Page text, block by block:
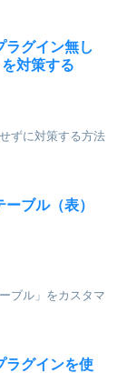
ラグイン無し
対策する
ずに対策する方法
ブル（表）
ブル」をカスタマ
ラグインを使